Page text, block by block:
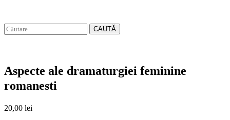
CAUTĂ
Aspecte ale dramaturgiei feminine
romanesti
20,00 lei